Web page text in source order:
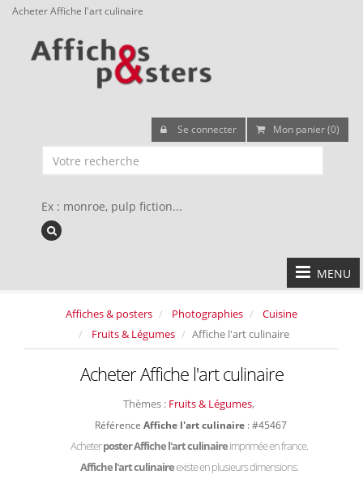
Acheter Affiche l'art culinaire
Se connecter Mon panier (0)
Ex : monroe, pulp fiction...
MENU
Affiches & posters Photographies
Cuisine
Fruits & Légumes
Affiche l'art culinaire
Acheter Affiche l'art culinaire
Thèmes : Fruits & Légumes,
Référence Affiche l'art culinaire : #45467
Acheterposter Affiche l'art culinaireimprimée en france.
Affiche l'art culinaireexiste en plusieurs dimensions.